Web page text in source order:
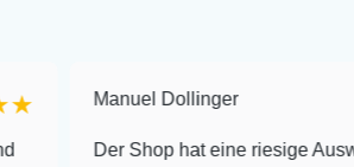
Manuel Dollinger
Der Shop hat eine riesige Auswahl zu